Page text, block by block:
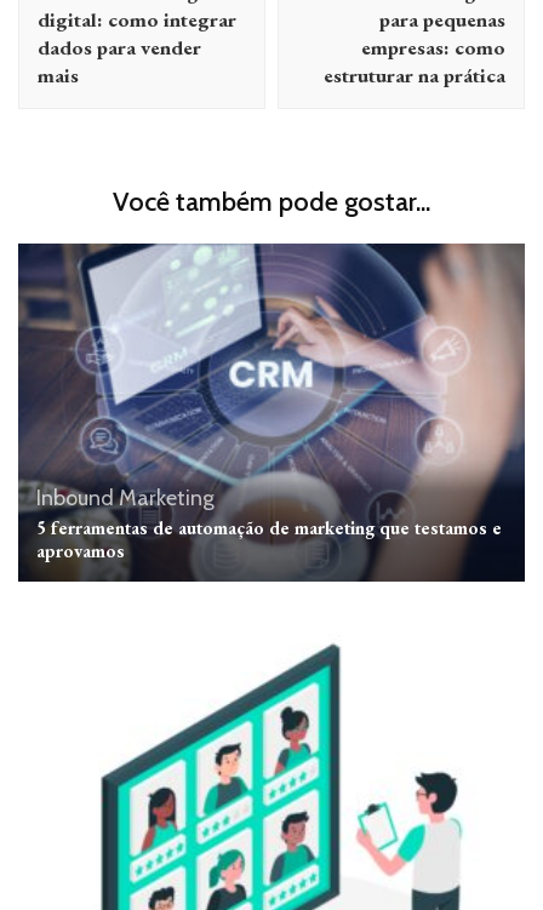
post
digital: como integrar
dados para vender
mais
para pequenas
empresas: como
estruturar na prática
Você também pode gostar...
Inbound Marketing
5 ferramentas de automação de marketing que testamos e
aprovamos